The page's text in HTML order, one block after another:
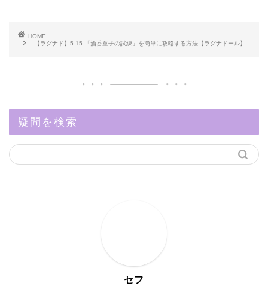
HOME
【ラグナド】5-15 「酒呑童子の試練」を簡単に攻略する方法【ラグナドール】
疑問を検索
セフ